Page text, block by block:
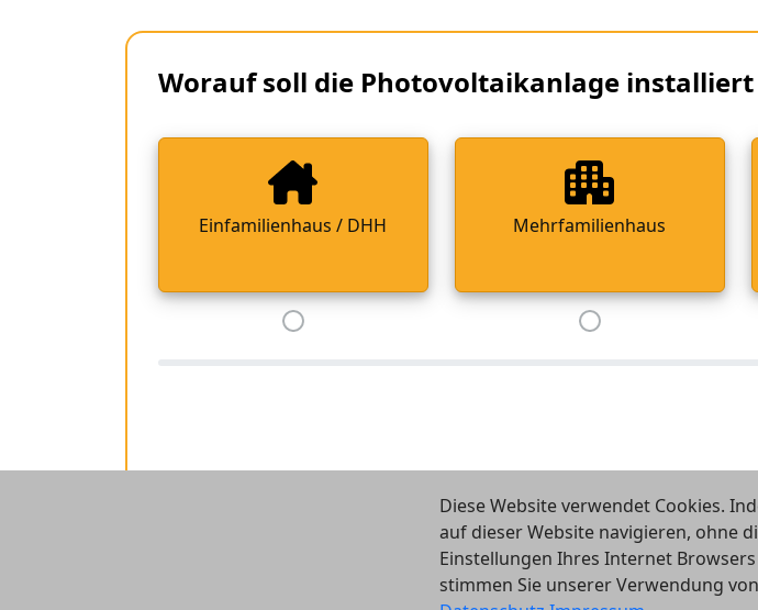
Worauf soll die Photovoltaikanlage installiert
Einfamilienhaus / DHH Mehrfamilienhaus
Diese Website verwendet Cookies.
auf dieser Website navigieren, ohne
Einstellungen Ihres Internet
stimmen Sie unserer Verwendung